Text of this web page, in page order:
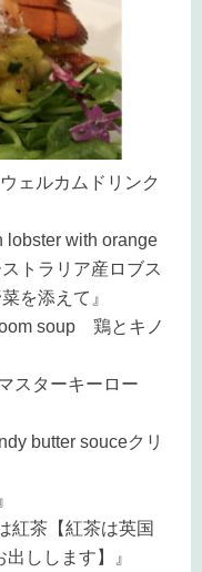
ェルカムドリンク
lobster with orange
トラリア産ロブス
を添えて』
soup 鶏とキノ
スターキーロー
butter souceクリ
紅茶【紅茶は英国
しします】』